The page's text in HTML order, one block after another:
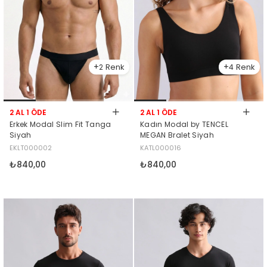
2
2 AL 1 ÖDE
Erkek Modal Slim Fit Tanga
Siyah
EKLT000002
₺840,00
4
2 AL 1 ÖDE
Kadın Modal by TENCEL
MEGAN Bralet Siyah
KATL000016
₺840,00